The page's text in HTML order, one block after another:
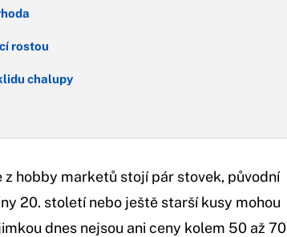
rostou
chalupy
hobby marketů stojí pár stovek, původní
20. století nebo ještě starší kusy mohou
dnes nejsou ani ceny kolem 50 až 70